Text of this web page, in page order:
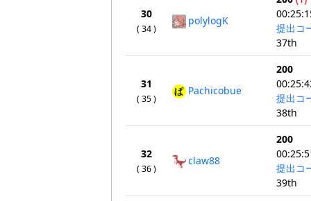
30
( 34 )
polylogK
提出コ
37th
31
( 35 )
Pachicobue
200
提出コ
38th
32
( 36 )
claw88
200
提出コ
39th